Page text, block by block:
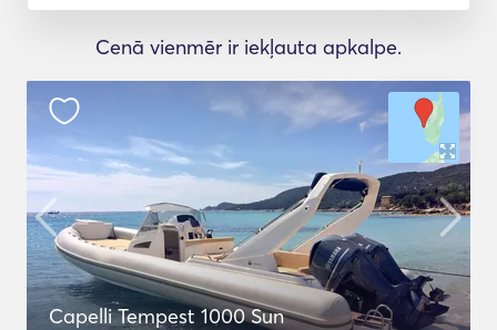
Cenā vienmēr ir iekļauta apkalpe.
Capelli Tempest 1000 Sun